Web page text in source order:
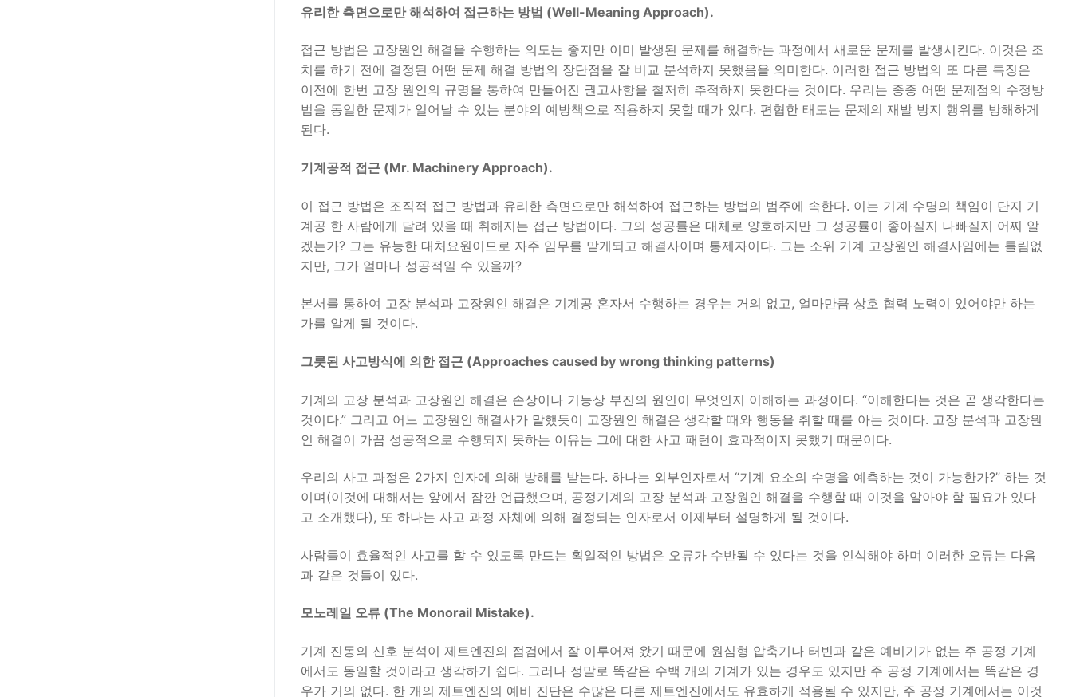
유리한 측면으로만 해석하여 접근하는 방법 (Well-Meaning Approach).
접근 방법은 고장원인 해결을 수행하는 의도는 좋지만 이미 발생된 문제를 해결하는 과정에서 새로운 문제를 발생시킨다. 이것은 조
치를 하기 전에 결정된 어떤 문제 해결 방법의 장단점을 잘 비교 분석하지 못했음을 의미한다. 이러한 접근 방법의 또 다른 특징은
이전에 한번 고장 원인의 규명을 통하여 만들어진 권고사항을 철저히 추적하지 못한다는 것이다. 우리는 종종 어떤 문제점의 수정방
법을 동일한 문제가 일어날 수 있는 분야의 예방책으로 적용하지 못할 때가 있다. 편협한 태도는 문제의 재발 방지 행위를 방해하게
된다.
기계공적 접근 (Mr. Machinery Approach).
이 접근 방법은 조직적 접근 방법과 유리한 측면으로만 해석하여 접근하는 방법의 범주에 속한다. 이는 기계 수명의 책임이 단지 기
계공 한 사람에게 달려 있을 때 취해지는 접근 방법이다. 그의 성공률은 대체로 양호하지만 그 성공률이 좋아질지 나빠질지 어찌 알
겠는가? 그는 유능한 대처요원이므로 자주 임무를 맡게되고 해결사이며 통제자이다. 그는 소위 기계 고장원인 해결사임에는 틀림없
지만, 그가 얼마나 성공적일 수 있을까?
본서를 통하여 고장 분석과 고장원인 해결은 기계공 혼자서 수행하는 경우는 거의 없고, 얼마만큼 상호 협력 노력이 있어야만 하는
가를 알게 될 것이다.
그릇된 사고방식에 의한 접근 (Approaches caused by wrong thinking patterns)
기계의 고장 분석과 고장원인 해결은 손상이나 기능상 부진의 원인이 무엇인지 이해하는 과정이다. “이해한다는 것은 곧 생각한다는
것이다.” 그리고 어느 고장원인 해결사가 말했듯이 고장원인 해결은 생각할 때와 행동을 취할 때를 아는 것이다. 고장 분석과 고장원
인 해결이 가끔 성공적으로 수행되지 못하는 이유는 그에 대한 사고 패턴이 효과적이지 못했기 때문이다.
우리의 사고 과정은 2가지 인자에 의해 방해를 받는다. 하나는 외부인자로서 “기계 요소의 수명을 예측하는 것이 가능한가?” 하는 것
이며(이것에 대해서는 앞에서 잠깐 언급했으며, 공정기계의 고장 분석과 고장원인 해결을 수행할 때 이것을 알아야 할 필요가 있다
고 소개했다), 또 하나는 사고 과정 자체에 의해 결정되는 인자로서 이제부터 설명하게 될 것이다.
사람들이 효율적인 사고를 할 수 있도록 만드는 획일적인 방법은 오류가 수반될 수 있다는 것을 인식해야 하며 이러한 오류는 다음
과 같은 것들이 있다.
모노레일 오류 (The Monorail Mistake).
기계 진동의 신호 분석이 제트엔진의 점검에서 잘 이루어져 왔기 때문에 원심형 압축기나 터빈과 같은 예비기가 없는 주 공정 기계
에서도 동일할 것이라고 생각하기 쉽다. 그러나 정말로 똑같은 수백 개의 기계가 있는 경우도 있지만 주 공정 기계에서는 똑같은 경
우가 거의 없다. 한 개의 제트엔진의 예비 진단은 수많은 다른 제트엔진에서도 유효하게 적용될 수 있지만, 주 공정 기계에서는 이것